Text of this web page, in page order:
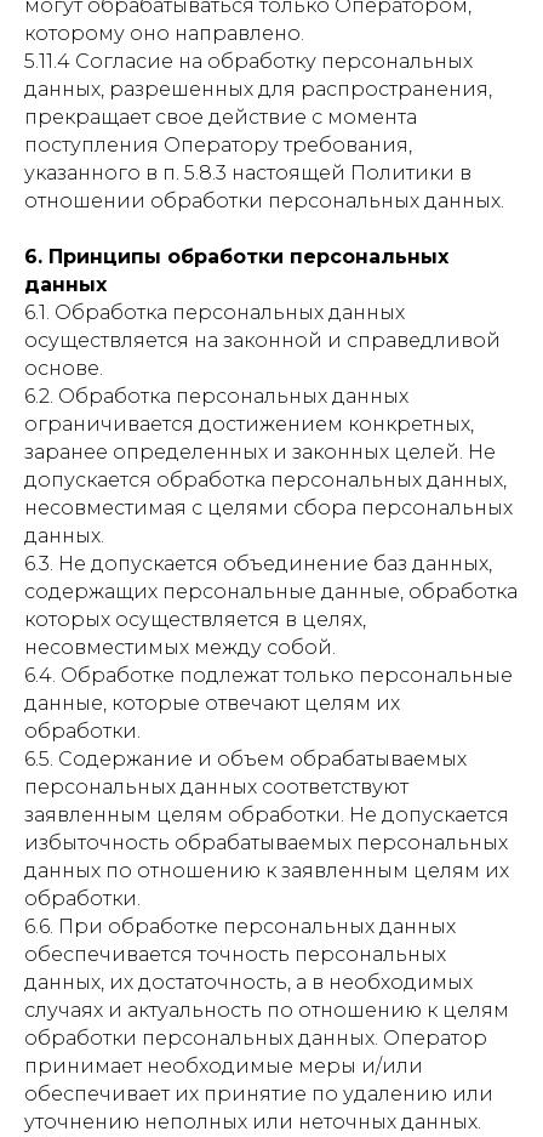
могут обрабатываться только Оператором,
которому оно направлено.
5.11.4 Согласие на обработку персональных
данных, разрешенных для распространения,
прекращает свое действие с момента
поступления Оператору требования,
указанного в п. 5.8.3 настоящей Политики в
отношении обработки персональных данных.
6. Принципы обработки персональных
данных
6.1. Обработка персональных данных
осуществляется на законной и справедливой
основе.
6.2. Обработка персональных данных
ограничивается достижением конкретных,
заранее определенных и законных целей. Не
допускается обработка персональных данных,
несовместимая с целями сбора персональных
данных.
6.3. Не допускается объединение баз данных,
содержащих персональные данные, обработка
которых осуществляется в целях,
несовместимых между собой.
6.4. Обработке подлежат только персональные
данные, которые отвечают целям их
обработки.
6.5. Содержание и объем обрабатываемых
персональных данных соответствуют
заявленным целям обработки. Не допускается
избыточность обрабатываемых персональных
данных по отношению к заявленным целям их
обработки.
6.6. При обработке персональных данных
обеспечивается точность персональных
данных, их достаточность, а в необходимых
случаях и актуальность по отношению к целям
обработки персональных данных. Оператор
принимает необходимые меры и/или
обеспечивает их принятие по удалению или
уточнению неполных или неточных данных.